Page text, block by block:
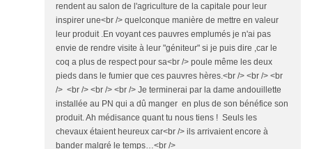
rendent au salon de l'agriculture de la capitale pour leur
inspirer une<br /> quelconque manière de mettre en valeur
leur produit .En voyant ces pauvres emplumés je n'ai pas
envie de rendre visite à leur "géniteur" si je puis dire ,car le
coq a plus de respect pour sa<br /> poule même les deux
pieds dans le fumier que ces pauvres hères.<br /> <br /> <br
/> <br /> <br /> <br /> Je terminerai par la dame andouillette
installée au PN qui a dû manger en plus de son bénéfice son
produit. Ah médisance quant tu nous tiens ! Seuls les
chevaux étaient heureux car<br /> ils arrivaient encore à
bander malgré le temps…<br />